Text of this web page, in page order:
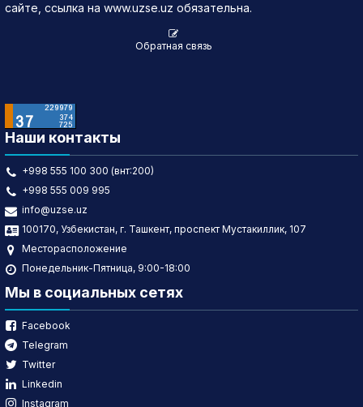
сайте, ссылка на www.uzse.uz обязательна.
Обратная связь
Наши контакты
+998 555 100 300 (внт:200)
+998 555 009 995
info@uzse.uz
100170, Узбекистан, г. Ташкент, проспект Мустакиллик, 107
Месторасположение
Понедельник-Пятница, 9:00-18:00
Мы в социальных сетях
Facebook
Telegram
Twitter
Linkedin
Instagram